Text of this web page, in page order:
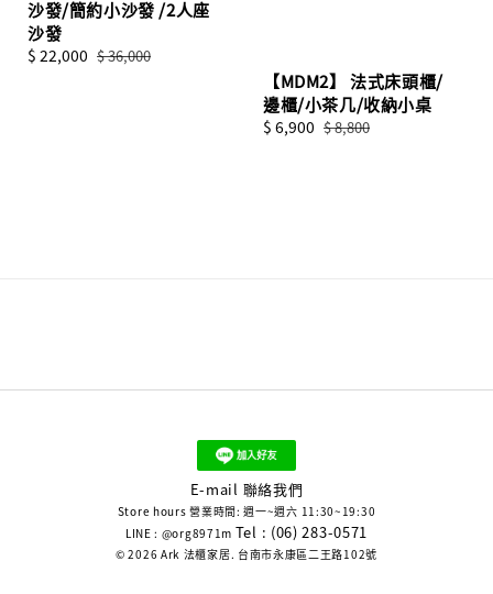
沙發/簡約小沙發 /2人座
沙發
Sale
$ 22,000 Regular
$ 36,000
【MDM2】 法式床頭櫃/
邊櫃/小茶几/收納小桌
Sale
$ 6,900 Regular
$ 8,800
E-mail 聯絡我們
Store hours 營業時間: 週一~週六 11:30~19:30
LINE : @org8971m Tel : (06) 283-0571
© 2026 Ark 法櫃家居. 台南市永康區二王路102號